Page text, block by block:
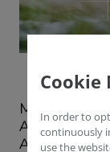
MAYOR
ACTIVOS
AMBIENTE
Cookie
In order to
continuously
use the